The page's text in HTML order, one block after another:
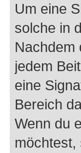
Um eine
solche in
Nachdem
jedem
eine
Bereich
Wenn du
möchtest,